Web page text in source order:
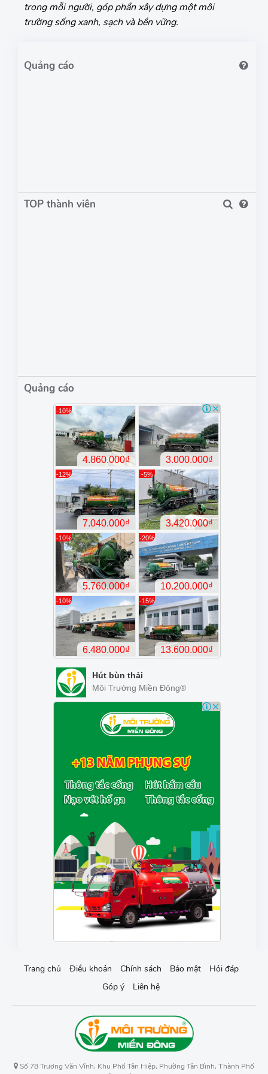
trong mỗi người, góp phần xây dựng một môi
trường sống xanh, sạch và bền vững.
TOP thành viên
Hút bùn thải
Môi Trường Miền Đông®
Trang chủ Điều khoản Chính sách Bảo mật
Hỏi đáp
Góp ý
Liên hệ
Số 78 Trương Văn Vĩnh, Khu Phố Tân Hiệp, Phường Tân Bình, Thành Phố